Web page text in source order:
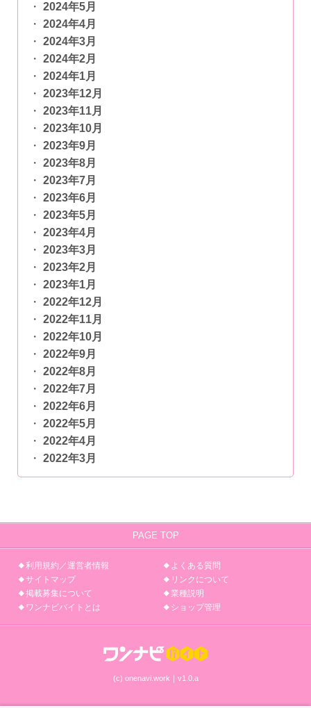
2024年5月
2024年4月
2024年3月
2024年2月
2024年1月
2023年12月
2023年11月
2023年10月
2023年9月
2023年8月
2023年7月
2023年6月
2023年5月
2023年4月
2023年3月
2023年2月
2023年1月
2022年12月
2022年11月
2022年10月
2022年9月
2022年8月
2022年7月
2022年6月
2022年5月
2022年4月
2022年3月
PAGE TOP
利用規約／運営者情報
よくある質問
サイトマップ
リンクについて
掲載募集について
業種説明
ワンナビバイトとは
ショップ管理
(c) onenavi.work｜v1.0.a